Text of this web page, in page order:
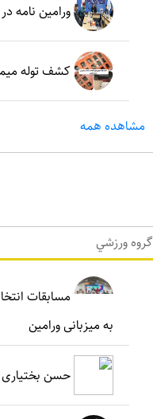
ورامین نامه
کشف توله
مشاهده همه
گروه ورزشي
مسابقات
به میزبانی ورامین
حسن بختیاری